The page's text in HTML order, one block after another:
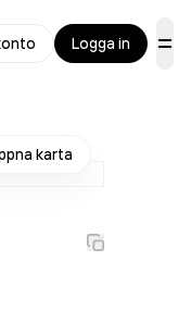
Logga in
karta